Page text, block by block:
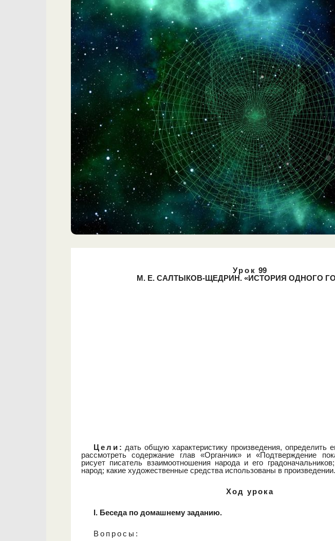
Урок 99
М. Е. САЛТЫКОВ-ЩЕДРИН. «ИСТОРИЯ ОДНОГО
Цели : дать общую характеристику произведения, определить
рассмотреть содержание глав «Органчик» и «Подтверждение
рисует писатель взаимоотношения народа и его
народ; какие художественные средства использованы в произведении.
Ход урока
I. Беседа по домашнему заданию.
Вопросы :